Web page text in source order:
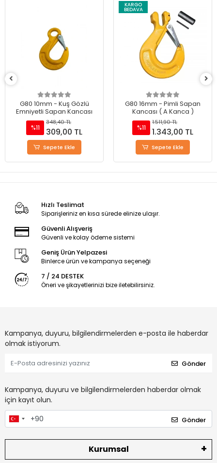
G80 10mm - Kuş Gözlü
Emniyetli Sapan Kancası
%11
348,40 TL
309,00 TL
Sepete Ekle
KARGO
BEDAVA
G80 16mm - Pimli Sapan
Kancası ( A Kanca )
%11
1.511,90 TL
1.343,00 TL
Sepete Ekle
Hızlı Teslimat
Siparişleriniz en kısa sürede elinize ulaşır.
Güvenli Alışveriş
Güvenli ve kolay ödeme sistemi
Geniş Ürün Yelpazesi
Binlerce ürün ve kampanya seçeneği
7 / 24 DESTEK
Öneri ve şikayetlerinizi bize iletebilirsiniz.
Kampanya, duyuru, bilgilendirmelerden e-posta ile haberdar
olmak istiyorum.
Gönder
Kampanya, duyuru ve bilgilendirmelerden haberdar olmak
için kayıt olun.
Gönder
Kurumsal